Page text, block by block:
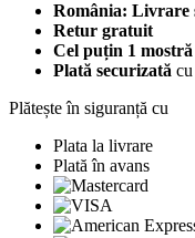
România: Livrare
Retur gratuit
Cel puțin 1
Plată securizată
Plătește în siguranță cu
Plata la livrare
Plată în avans